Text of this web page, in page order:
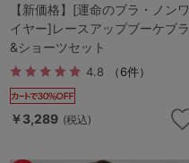
【新価格】[運命のブラ・ノンワ
イヤー]レースアップブーケブラ
&ショーツセット
4.8 （6件）
￥3,289 (税込)